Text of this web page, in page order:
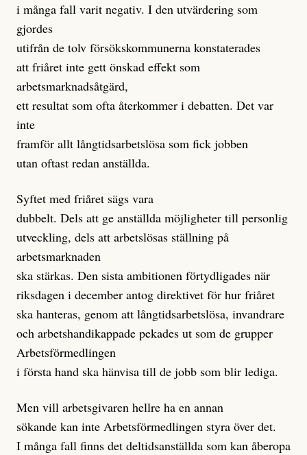
i många fall varit negativ. I den utvärdering som
gjordes
utifrån de tolv försökskommunerna konstaterades
att friåret inte gett önskad effekt som
arbetsmarknadsåtgärd,
ett resultat som ofta återkommer i debatten. Det var
inte
framför allt långtidsarbetslösa som fick jobben
utan oftast redan anställda.
Syftet med friåret sägs vara
dubbelt. Dels att ge anställda möjligheter till personlig
utveckling, dels att arbetslösas ställning på
arbetsmarknaden
ska stärkas. Den sista ambitionen förtydligades när
riksdagen i december antog direktivet för hur friåret
ska hanteras, genom att långtidsarbetslösa, invandrare
och arbetshandikappade pekades ut som de grupper
Arbetsförmedlingen
i första hand ska hänvisa till de jobb som blir lediga.
Men vill arbetsgivaren hellre ha en annan
sökande kan inte Arbetsförmedlingen styra över det.
I många fall finns det deltidsanställda som kan åberopa